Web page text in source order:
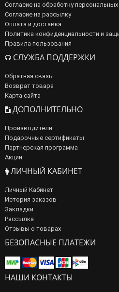
Согласие на обработку
Согласие на рассылку
Оплата и доставка
Политика конфиденциальности и
Правила пользования
СЛУЖБА ПОДДЕРЖКИ
Обратная связь
Возврат товара
Карта сайта
ДОПОЛНИТЕЛЬНО
Производители
Подарочные сертификаты
Партнерская программа
Акции
ЛИЧНЫЙ КАБИНЕТ
Личный Кабинет
История заказов
Закладки
Рассылка
Отзывы о товарах
БЕЗОПАСНЫЕ ПЛАТЕЖИ
НАШИ КОНТАКТЫ